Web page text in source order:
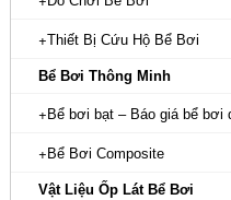
Thiết Bị Cứu Hộ Bể Bơi
Bể Bơi Thông Minh
Bể bơi bạt – Báo giá bể bơi
Bể Bơi Composite
Vật Liệu Ốp Lát Bể Bơi